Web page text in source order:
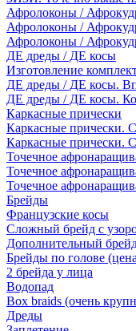
Афролоконы /
Афролоконы /
Афролоконы /
ДЕ дреды / ДЕ косы
Изготовление
ДЕ дреды / ДЕ косы.
ДЕ дреды / ДЕ косы.
Каркасные прически
Каркасные прически.
Каркасные прически.
Точечное
Точечное
Точечное
Брейды
Французские косы
Сложный брейд с
Дополнительный
Брейды по голове
2 брейда у лица
Водопад
Box braids (очень
Дреды